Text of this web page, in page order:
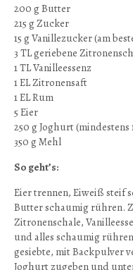
200 g Butter
215 g Zucker
15 g Vanillezucker (am
3 TL geriebene
1 TL Vanilleessenz
1 EL Zitronensaft
1 EL Rum
5 Eier
250 g Joghurt (mindestens
350 g Mehl
So geht’s:
Eier trennen, Eiweiß steif
Butter schaumig rühren.
Zitronenschale,
und alles schaumig
gesiebte, mit Backpulver
Joghurt zugeben und